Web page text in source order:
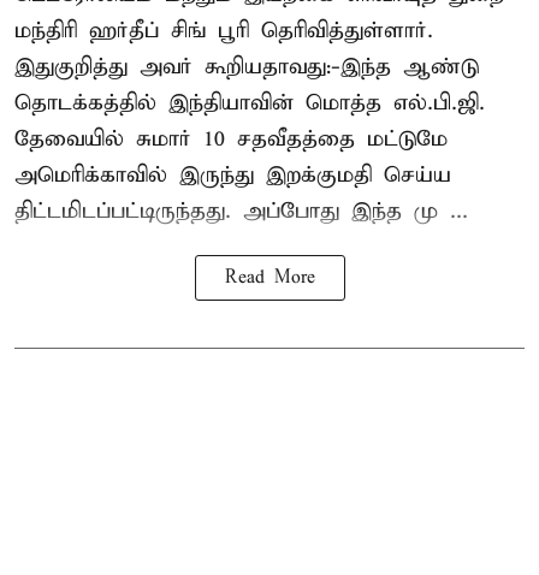
மந்திரி ஹர்தீப் சிங் பூரி தெரிவித்துள்ளார்.
இதுகுறித்து அவர் கூறியதாவது:-இந்த ஆண்டு
தொடக்கத்தில் இந்தியாவின் மொத்த எல்.பி.ஜி.
தேவையில் சுமார் 10 சதவீதத்தை மட்டுமே
அமெரிக்காவில் இருந்து இறக்குமதி செய்ய
திட்டமிடப்பட்டிருந்தது. அப்போது இந்த மு ...
Read More